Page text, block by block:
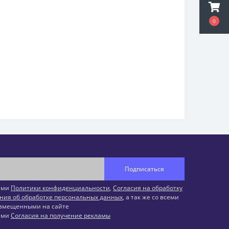
0
Подписаться
Политики конфиденциальности, Согласия на обработку
об обработке персональных данных, а так же со всеми
на сайте
Согласия на получение рекламы